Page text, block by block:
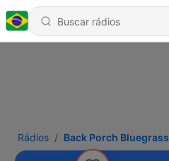
Rádios Back Porch Bluegrass